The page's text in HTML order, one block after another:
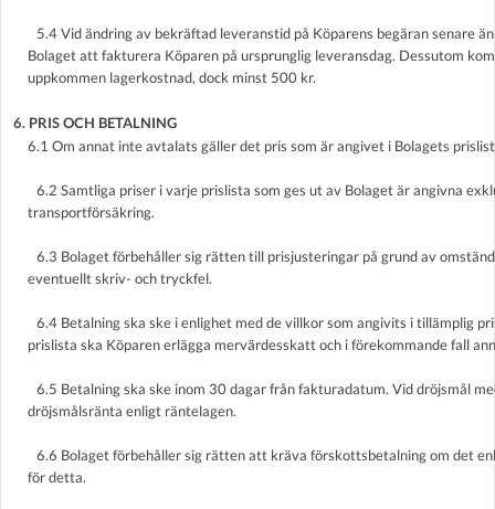
5.4 Vid ändring av bekräftad leveranstid på Köparens begäran senare
Bolaget att fakturera Köparen på ursprunglig leveransdag. Dessutom
uppkommen lagerkostnad, dock minst 500 kr.
6. PRIS OCH BETALNING
6.1 Om annat inte avtalats gäller det pris som är angivet i Bolagets
6.2 Samtliga priser i varje prislista som ges ut av Bolaget är angivna
transportförsäkring.
6.3 Bolaget förbehåller sig rätten till prisjusteringar på grund av
eventuellt skriv- och tryckfel.
6.4 Betalning ska ske i enlighet med de villkor som angivits i tillämplig
prislista ska Köparen erlägga mervärdesskatt och i förekommande fall
6.5 Betalning ska ske inom 30 dagar från fakturadatum. Vid dröjsmål
dröjsmålsränta enligt räntelagen.
6.6 Bolaget förbehåller sig rätten att kräva förskottsbetalning om det
för detta.